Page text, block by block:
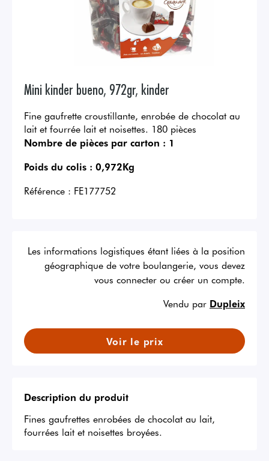
Mini kinder bueno, 972gr, kinder
Fine gaufrette croustillante, enrobée de chocolat au
lait et fourrée lait et noisettes. 180 pièces
Nombre de pièces par carton : 1
Poids du colis : 0,972Kg
Référence : FE177752
Les informations logistiques étant liées à la position
géographique de votre boulangerie, vous devez
vous connecter ou créer un compte.
Vendu par Dupleix
Voir le prix
Description du produit
Fines gaufrettes enrobées de chocolat au lait,
fourrées lait et noisettes broyées.